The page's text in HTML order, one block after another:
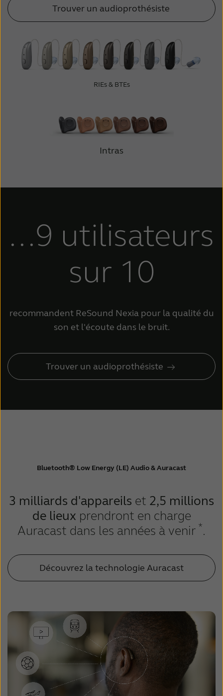
Trouver un audioprothésiste
RIEs & BTEs
Intras
...9 utilisateurs
sur 10
recommandent ReSound Nexia pour la qualité du
son et l'écoute dans le bruit.
Trouver un audioprothésiste
Bluetooth® Low Energy (LE) Audio & Auracast
3 milliards d'appareils et 2,5 millions
de lieux prendront en charge
Auracast dans les années à venir *.
Découvrez la technologie Auracast